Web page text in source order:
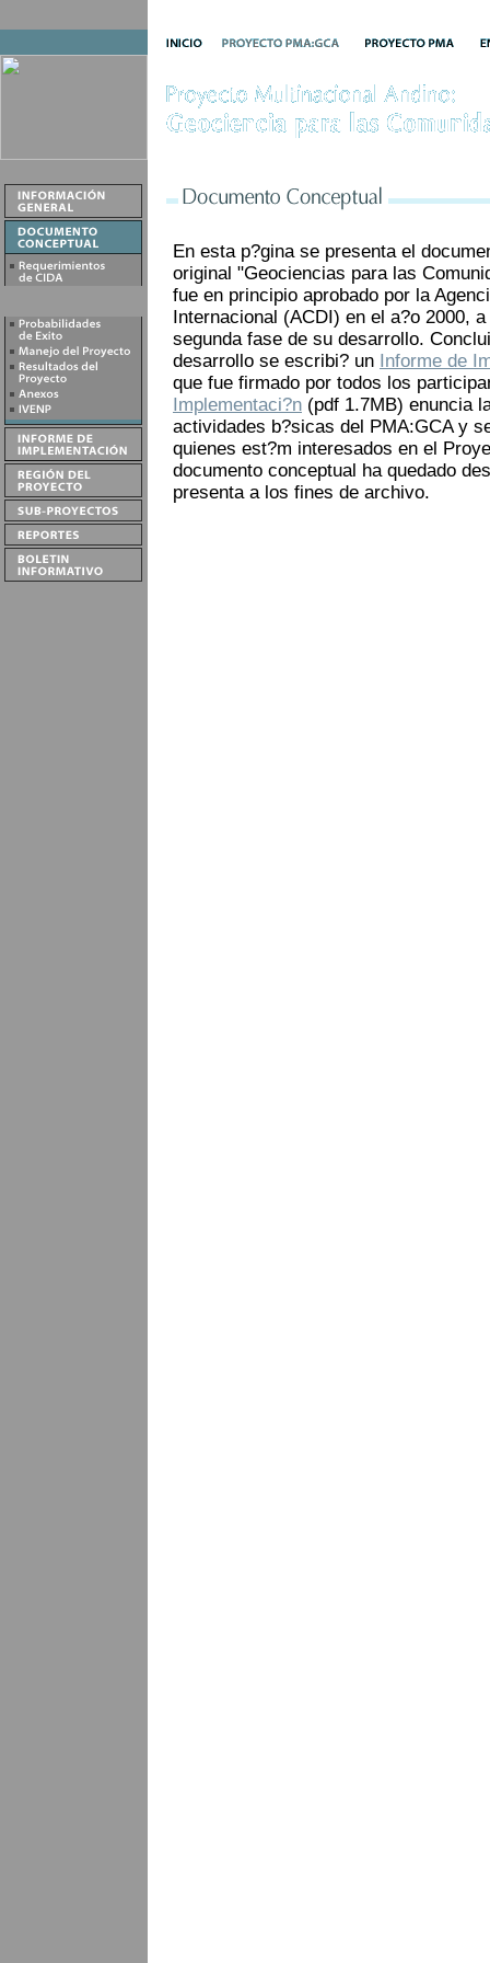
En esta p?gina se presenta el
original "Geociencias para las
fue en principio aprobado por la
Internacional (ACDI) en el a?o 2000,
segunda fase de su desarrollo.
desarrollo se escribi? un Informe de
que fue firmado por todos los
Implementaci?n (pdf 1.7MB) enuncia
actividades b?sicas del PMA:GCA y
quienes est?m interesados en el
documento conceptual ha quedado
presenta a los fines de archivo.